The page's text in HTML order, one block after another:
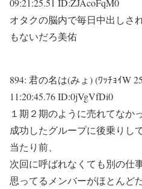
09:21:25.51 ID:ZJAcoFqM0
オタクの脳内で毎日中出しさ
もないだろ美佑
894: 君の名は(みょ) (ﾜｯﾁｮｲW
11:20:45.76 ID:0jVgVfDi0
１期２期のように売れてなか
成功したグループに後乗りし
当たり前、
次回に呼ばれなくても別の仕
思ってるメンバーがほとんど